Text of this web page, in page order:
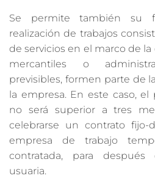
Se permite también su
realización de trabajos
de servicios en el marco de
mercantiles o
previsibles, formen parte de
la empresa. En este caso,
no será superior a tres
celebrarse un contrato fijo-
empresa de trabajo
contratada, para
usuaria.